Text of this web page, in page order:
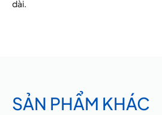
dài.
SẢN PHẨM KHÁC